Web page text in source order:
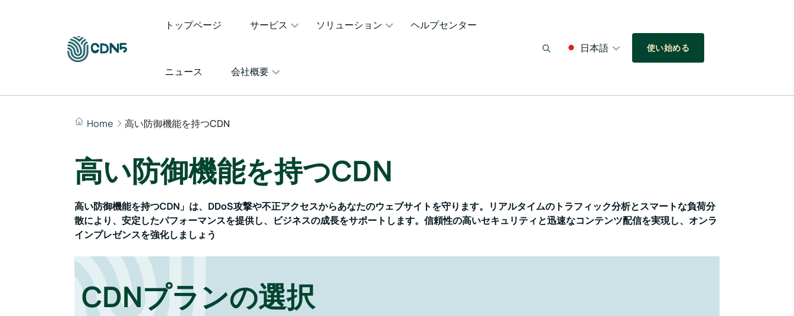
トップページ サービス ソリューション ヘルプセンター
ニュース 会社概要
日本語 使い始める
Home 高い防御機能を持つCDN
高い防御機能を持つCDN
高い防御機能を持つCDN」は、DDoS攻撃や不正アクセスからあなたのウェブサイトを守ります。リアルタイムのトラフィック分析とスマートな負荷分
散により、安定したパフォーマンスを提供し、ビジネスの成長をサポートします。信頼性の高いセキュリティと迅速なコンテンツ配信を実現し、オンラ
インプレゼンスを強化しましょう
CDNプランの選択